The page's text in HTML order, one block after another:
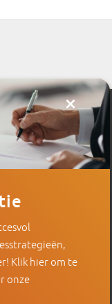
×
Klik hier om te
onze